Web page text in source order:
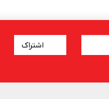
اشتراک